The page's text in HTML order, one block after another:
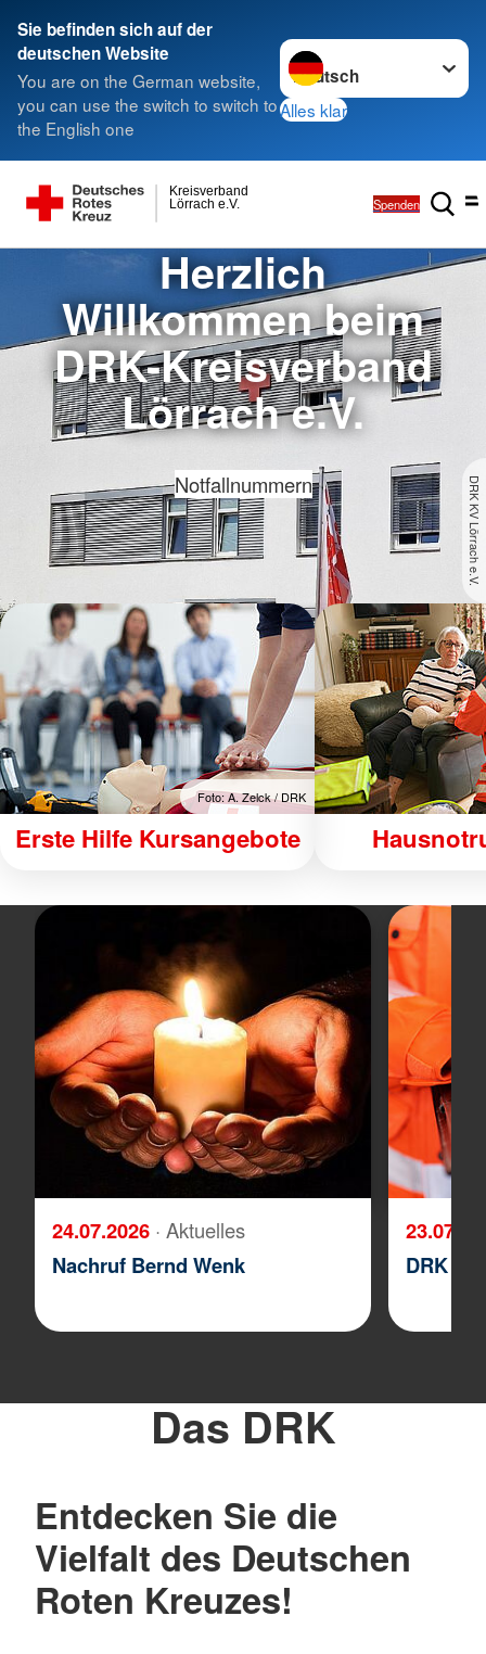
Sie befinden sich auf der
deutschen Website
You are on the German website,
you can use the switch to switch to
the English one
Sprache wechseln zu
Alles klar
Lörrach e.V.
Kreisverband
Spenden
DRK KV Lörrach e.V.
Herzlich
Willkommen beim
DRK-Kreisverband
Lörrach e.V.
Notfallnummern
Foto: A. Zelck / DRK
Erste Hilfe Kursangebote
24.07.2026 · Aktuelles
Nachruf Bernd Wenk
DRK
Das DRK
Entdecken Sie die
Vielfalt des Deutschen
Roten Kreuzes!